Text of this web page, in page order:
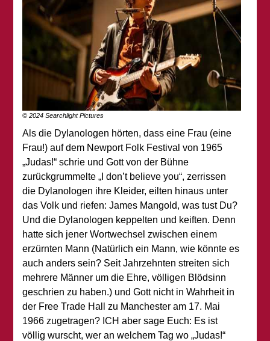
© 2024 Searchlight Pictures
Als die Dylanologen hörten, dass eine Frau (eine
Frau!) auf dem Newport Folk Festival von 1965
„Judas!“ schrie und Gott von der Bühne
zurückgrummelte „I don’t believe you“, zerrissen
die Dylanologen ihre Kleider, eilten hinaus unter
das Volk und riefen: James Mangold, was tust Du?
Und die Dylanologen keppelten und keiften. Denn
hatte sich jener Wortwechsel zwischen einem
erzürnten Mann (Natürlich ein Mann, wie könnte es
auch anders sein? Seit Jahrzehnten streiten sich
mehrere Männer um die Ehre, völligen Blödsinn
geschrien zu haben.) und Gott nicht in Wahrheit in
der Free Trade Hall zu Manchester am 17. Mai
1966 zugetragen? ICH aber sage Euch: Es ist
völlig wurscht, wer an welchem Tag wo „Judas!“